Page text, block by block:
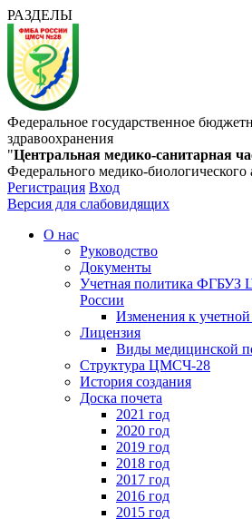
РАЗДЕЛЫ
Федеральное государственное
здравоохранения
"Центральная медико-санитарная
Федерального медико-биологического
Регистрация Вход
Версия для слабовидящих
О нас
Руководство
Документы
Учетная политика
России
Изменения к
Лицензия
Виды медицинской
Структура ЦМСЧ-28
История создания
Доска почета
2021 год
2020 год
2019 год
2018 год
2017 год
2016 год
2015 год